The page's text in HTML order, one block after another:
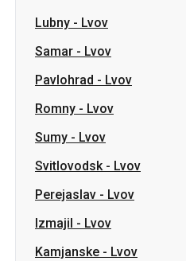
Lubny - Lvov
Samar - Lvov
Pavlohrad - Lvov
Romny - Lvov
Sumy - Lvov
Svitlovodsk- Lvov
Perejaslav - Lvov
Izmajil - Lvov
Kamjanske - Lvov